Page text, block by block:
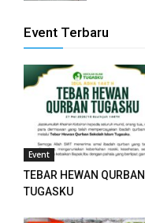
Event Terbaru
Event
TEBAR HEWAN QURBAN
TUGASKU